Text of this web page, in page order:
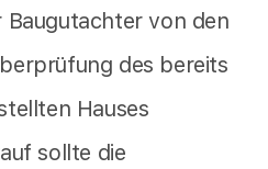
Baugutachter von den
des bereits
Hauses
sollte die